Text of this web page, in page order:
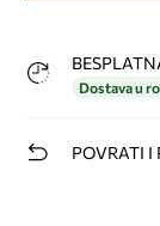
Dostava u
POVRATI I